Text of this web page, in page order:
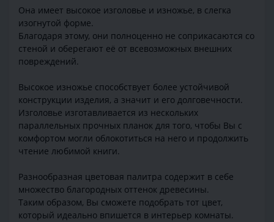
Она имеет высокое изголовье и изножье, в слегка
изогнутой форме.
Благодаря этому, они полноценно не соприкасаются со
стеной и оберегают её от всевозможных внешних
повреждений.
Высокое изножье способствует более устойчивой
конструкции изделия, а значит и его долговечности.
Изголовье изготавливается из нескольких
параллельных прочных планок для того, чтобы Вы с
комфортом могли облокотиться на него и продолжить
чтение любимой книги.
Разнообразная цветовая палитра содержит в себе
множество благородных оттенок древесины.
Таким образом, Вы сможете подобрать тот цвет,
который идеально впишется в интерьер комнаты.